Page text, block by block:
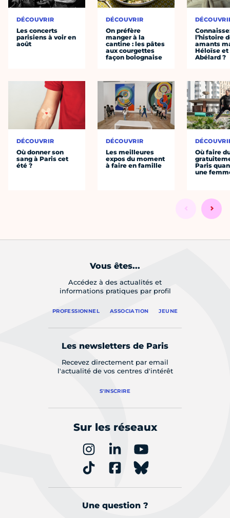
DÉCOUVRIR
Les concerts
parisiens à voir en
août
DÉCOUVRIR
Où donner son
sang à Paris cet
été ?
DÉCOUVRIR
On préfère
manger à la
cantine : les pâtes
aux courgettes
façon bolognaise
DÉCOUVRIR
Les meilleures
expos du moment
à faire en famille
l’histoire
amants
Héloïse et
Abélard ?
Où faire
Paris
une
Vous êtes...
Accédez à des actualités et
informations pratiques par profil
PROFESSIONNEL ASSOCIATION JEUNE
Les newsletters de Paris
Recevez directement par email
l'actualité de vos centres d'intérêt
S'INSCRIRE
Sur les réseaux
Une question ?